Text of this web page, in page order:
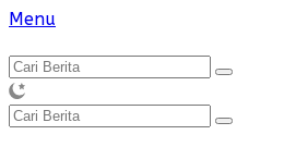
Langsung
konten
Menu